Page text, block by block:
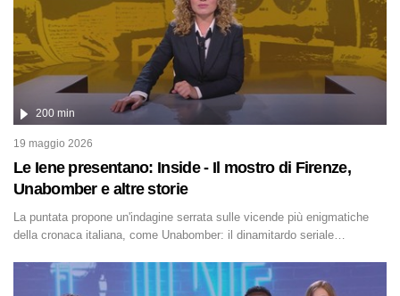
Le Iene presentano: Inside - Il mostro di Firenze,
Unabomber e altre storie
200 min
19 maggio 2026
La puntata propone un'indagine serrata sulle vicende più enigmatiche
della cronaca italiana, come Unabomber: il dinamitardo seriale
inquietantemente, potrebbe essere ancora in libertà. Lo speciale affronta
inoltre le zone d'ombra sul Mostro di Firenze, le cui responsabilità